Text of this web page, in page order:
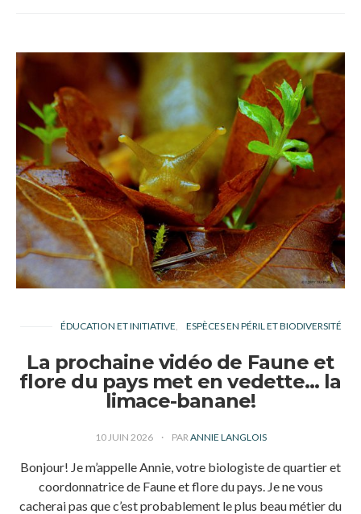
ÉDUCATION ET INITIATIVE ESPÈCES EN PÉRIL ET BIODIVERSITÉ
La prochaine vidéo de Faune et
flore du pays met en vedette… la
limace-banane!
10 JUIN 2026 PAR ANNIE LANGLOIS
Bonjour! Je m’appelle Annie, votre biologiste de quartier et
coordonnatrice de Faune et flore du pays. Je ne vous
cacherai pas que c’est probablement le plus beau métier du